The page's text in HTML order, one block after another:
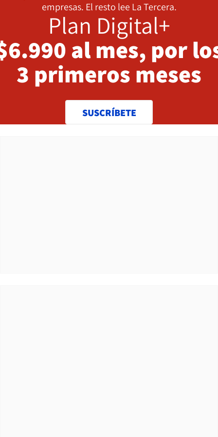
empresas. El resto lee La Tercera.
Plan Digital+
al mes, por
3 primeros meses
SUSCRÍBETE